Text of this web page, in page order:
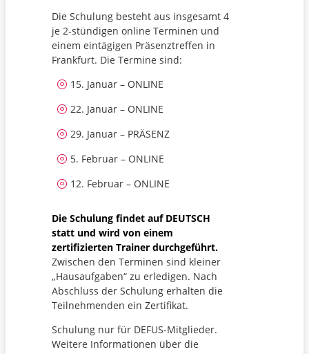
Die Schulung besteht aus insgesamt 4
je 2-stündigen online Terminen und
einem eintägigen Präsenztreffen in
Frankfurt. Die Termine sind:
15. Januar – ONLINE
22. Januar – ONLINE
29. Januar – PRÄSENZ
5. Februar – ONLINE
12. Februar – ONLINE
Die Schulung findet auf DEUTSCH
statt und wird von einem
zertifizierten Trainer durchgeführt.
Zwischen den Terminen sind kleiner
„Hausaufgaben“ zu erledigen. Nach
Abschluss der Schulung erhalten die
Teilnehmenden ein Zertifikat.
Schulung nur für DEFUS-Mitglieder.
Weitere Informationen über die